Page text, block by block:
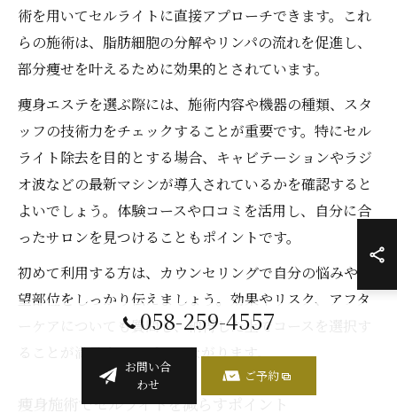
術を用いてセルライトに直接アプローチできます。これ
らの施術は、脂肪細胞の分解やリンパの流れを促進し、
部分痩せを叶えるために効果的とされています。
痩身エステを選ぶ際には、施術内容や機器の種類、スタ
ッフの技術力をチェックすることが重要です。特にセル
ライト除去を目的とする場合、キャビテーションやラジ
オ波などの最新マシンが導入されているかを確認すると
よいでしょう。体験コースや口コミを活用し、自分に合
ったサロンを見つけることもポイントです。
初めて利用する方は、カウンセリングで自分の悩みや希
望部位をしっかり伝えましょう。効果やリスク、アフタ
ーケアについても質問し、納得した上でコースを選択す
ることが満足度アップにつながります。
痩身施術でセルライトを減らすポイント
058-259-4557
お問い合
わせ
ご予約